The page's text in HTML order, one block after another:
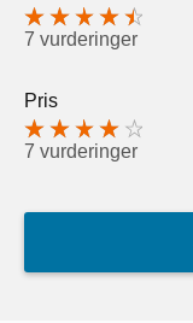
7 vurderinger
Pris
7 vurderinger